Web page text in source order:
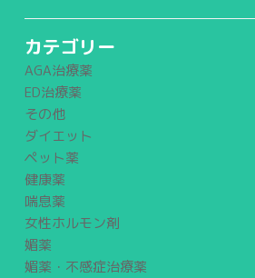
カテゴリー
AGA治療薬
ED治療薬
その他
ダイエット
ペット薬
健康薬
喘息薬
女性ホルモン剤
媚薬
媚薬・不感症治療薬